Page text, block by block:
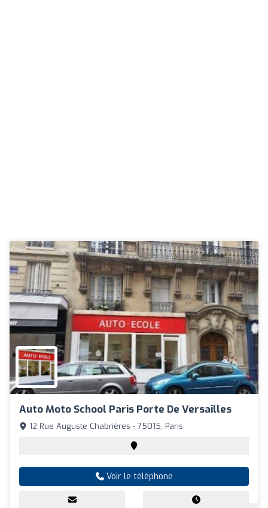
Auto Moto School Paris Porte De Versailles
12 Rue Auguste Chabrières - 75015, Paris
Voir le téléphone